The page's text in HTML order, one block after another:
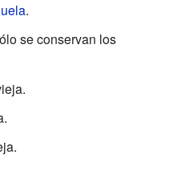
.
se conservan los